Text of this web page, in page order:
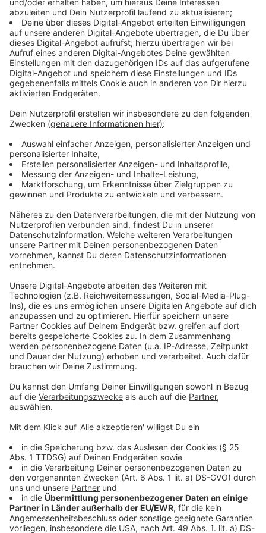
Zudem steigt das Hockey-Finale der Männer.
Deutschlandhat die Möglichkeit, nach dem
Weltmeistertitel noch einen draufzusetzen.
Anzeige
Anzeige
Anzeige
Florian Wellbrock will über die 10 Kilometer seinen
Triumph von Tokio wiederholen.
Vor dem Hockey-Finale der Frauen gilt die
Aufmerksamkeit der Gymnastik-Halle, wo
WeltmeisterinDarja Varfolomeevbei ihrer
Olympia-Premiere Gold gewinnen möchte.
Im Breakdance (hier genannt Breaking) stehen die
Entscheidungen an. Das ist eine der Sportarten,
Anzeige
Highlights am: 10. August
Anzeige
Im Marathon könnteEliud KipchogeGeschichte
schreiben und erster dreimaliger Olympiasieger